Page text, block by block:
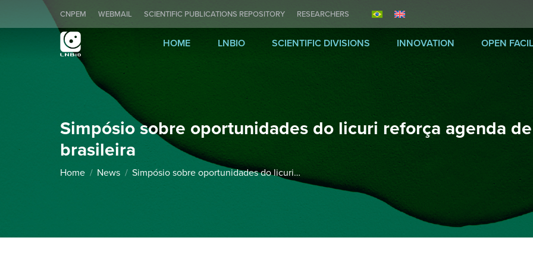
CNPEM WEBMAIL SCIENTIFIC PUBLICATIONS REPOSITORY RESEARCHERS
HOME LNBIO SCIENTIFIC DIVISIONS INNOVATION OPEN
Simpósio sobre oportunidades do licuri reforça agenda
brasileira
You are here:
Home
News Simpósio sobre oportunidades do licuri…